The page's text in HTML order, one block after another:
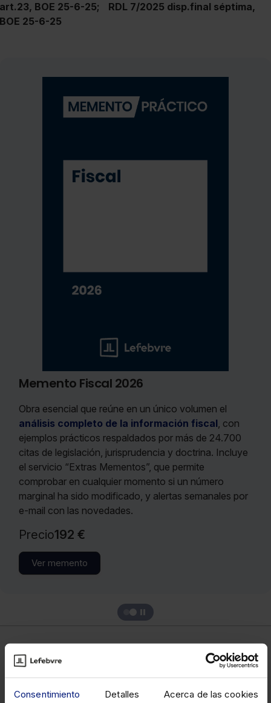
Consentimiento Detalles Acerca de las cookies
art.23, BOE 25-6-25;
RDL 7/2025 disp.final séptima,
BOE 25-6-25
Memento Fiscal 2026
Obra esencial que reúne en un único volumen el
análisis completo de la información fiscal , con
ejemplos prácticos respaldados por más de 24.700
citas de legislación, jurisprudencia y doctrina. Incluye
el servicio “Extras Mementos”, que permite
comprobar en cualquier momento si un número
marginal ha sido modificado, y alertas semanales por
e-mail con las novedades.
Precio192 €
Ver memento
Fiscal